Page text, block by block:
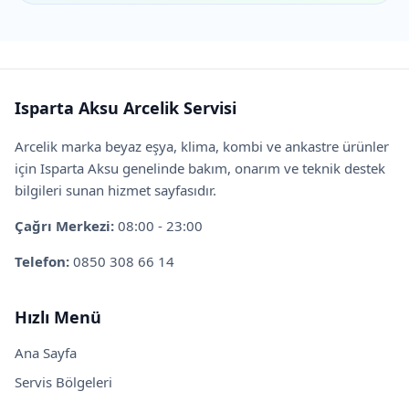
Isparta Aksu Arcelik Servisi
Arcelik marka beyaz eşya, klima, kombi ve ankastre ürünler
için Isparta Aksu genelinde bakım, onarım ve teknik destek
bilgileri sunan hizmet sayfasıdır.
Çağrı Merkezi: 08:00 - 23:00
Telefon: 0850 308 66 14
Hızlı Menü
Ana Sayfa
Servis Bölgeleri